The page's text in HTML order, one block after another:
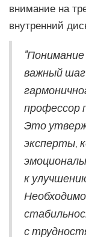
внимание на
внутренний
важный
профессор
Это
эксперты,
к
с